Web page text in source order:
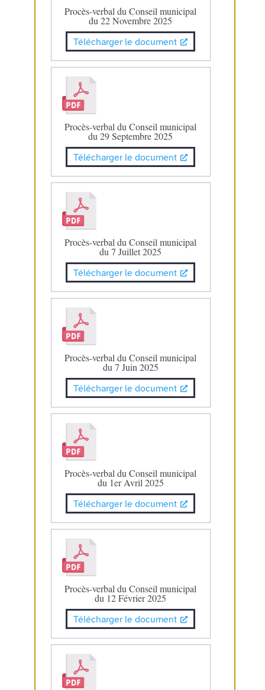
Procès-verbal du Conseil municipal
du 22 Novembre 2025
Télécharger le document
Procès-verbal du Conseil municipal
du 29 Septembre 2025
Télécharger le document
Procès-verbal du Conseil municipal
du 7 Juillet 2025
Télécharger le document
Procès-verbal du Conseil municipal
du 7 Juin 2025
Télécharger le document
Procès-verbal du Conseil municipal
du 1er Avril 2025
Télécharger le document
Procès-verbal du Conseil municipal
du 12 Février 2025
Télécharger le document